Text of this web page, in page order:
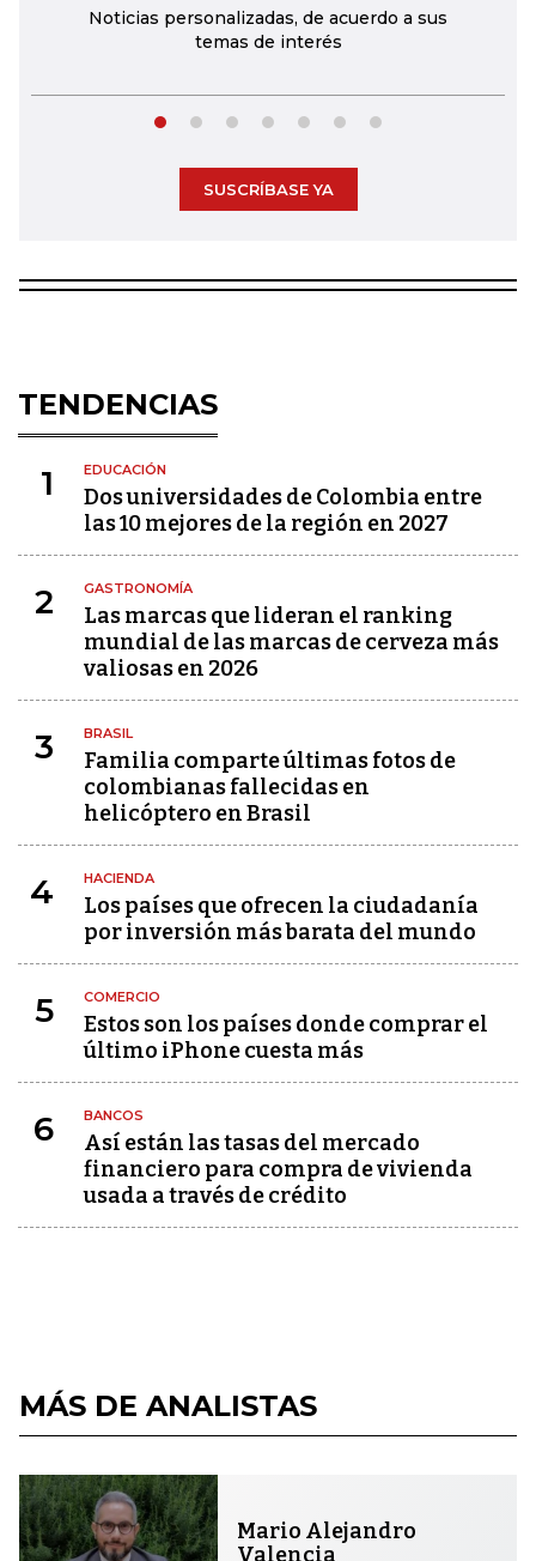
Noticias personalizadas, de acuerdo a sus
temas de interés
SUSCRÍBASE YA
TENDENCIAS
1 EDUCACIÓN
Dos universidades de Colombia entre
las 10 mejores de la región en 2027
2 GASTRONOMÍA
Las marcas que lideran el ranking
mundial de las marcas de cerveza más
valiosas en 2026
3 BRASIL
Familia comparte últimas fotos de
colombianas fallecidas en
helicóptero en Brasil
4 HACIENDA
Los países que ofrecen la ciudadanía
por inversión más barata del mundo
5 COMERCIO
Estos son los países donde comprar el
último iPhone cuesta más
6 BANCOS
Así están las tasas del mercado
financiero para compra de vivienda
usada a través de crédito
MÁS DE ANALISTAS
Mario Alejandro
Valencia